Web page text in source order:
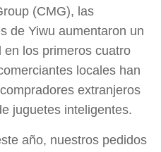
(CMG), las
de Yiwu aumentaron un
en los primeros cuatro
locales han
extranjeros
juguetes inteligentes.
año, nuestros pedidos